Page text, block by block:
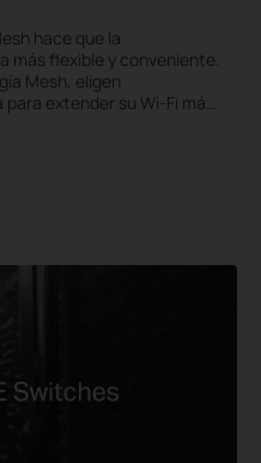
hace que la
más flexible y conveniente.
Mesh, eligen
extender su Wi-Fi más